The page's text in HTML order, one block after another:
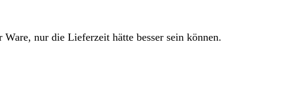
nur die Lieferzeit hätte besser sein können.